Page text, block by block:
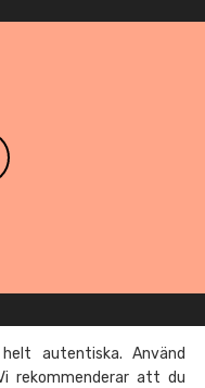
autentiska. Använd
rekommenderar att du